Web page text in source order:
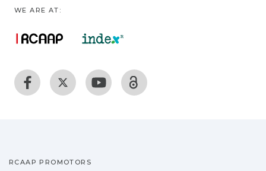
WE ARE AT:
RCAAP PROMOTORS